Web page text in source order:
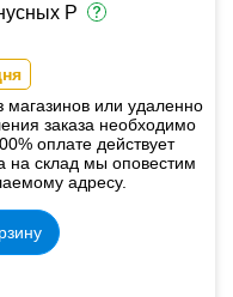
Р
или удаленно
заказа необходимо
оплате действует
на склад мы оповестим
адресу.